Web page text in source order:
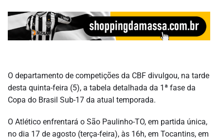
O departamento de competições da CBF divulgou, na tarde
desta quinta-feira (5), a tabela detalhada da 1ª fase da
Copa do Brasil Sub-17 da atual temporada.
O Atlético enfrentará o São Paulinho-TO, em partida única,
no dia 17 de agosto (terça-feira), às 16h, em Tocantins, em